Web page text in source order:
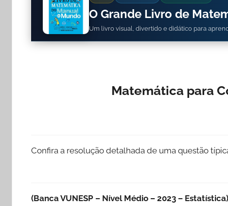
O Grande Livro de
Um livro visual, divertido e didático para
Matemática para
Confira a resolução detalhada de uma questão
(Banca VUNESP – Nível Médio – 2023 – Estatística)